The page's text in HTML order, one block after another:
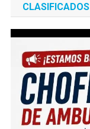
CLASIFICADOS